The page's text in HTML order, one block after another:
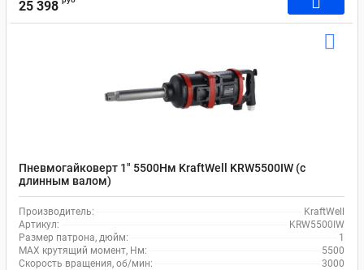
25 398
Пневмогайковерт 1" 5500Нм KraftWell KRW5500IW (с
длинным валом)
Производитель:
KraftWell
Артикул:
KRW5500IW
Размер патрона, дюйм:
1
MAX крутящий момент, Нм:
5500
Скорость вращения, об/мин:
3000